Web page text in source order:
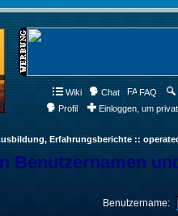
Wiki Chat FAQ
Profil
Einloggen, um
Erfahrungsberichte ::
Benutzernamen
Benutzername: